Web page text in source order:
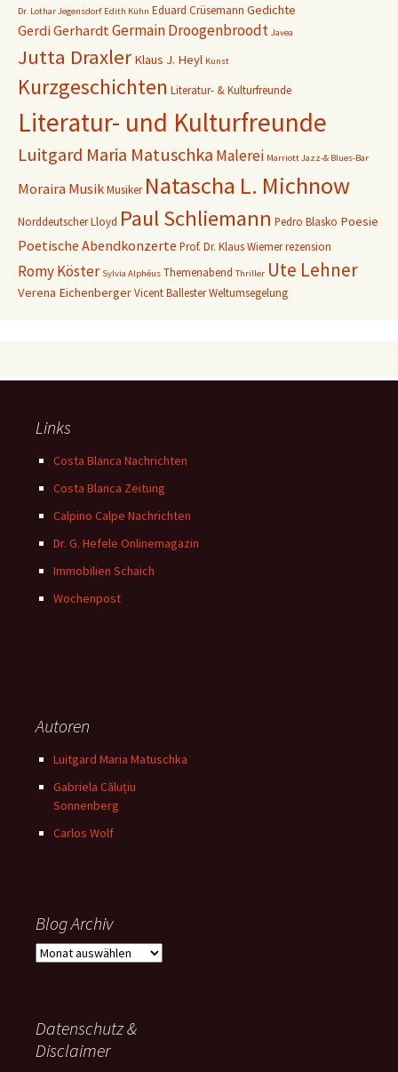
Dr. Lothar Jegensdorf Edith Kühn Eduard Crüsemann Gedichte
Gerdi Gerhardt Germain Droogenbroodt Javea
Jutta Draxler Klaus J. Heyl Kunst
Kurzgeschichten Literatur- & Kulturfreunde
Literatur- und Kulturfreunde
Luitgard Maria Matuschka Malerei Marriott Jazz-& Blues-Bar
Moraira MusikMusiker Natascha L. Michnow
Norddeutscher Lloyd Paul Schliemann Pedro Blasko Poesie
Poetische Abendkonzerte Prof. Dr. Klaus Wiemerrezension
Romy Köster Sylvia Alphéus Themenabend Thriller Ute Lehner
Verena EichenbergerVicent BallesterWeltumsegelung
Links
Costa Blanca Nachrichten
Costa Blanca Zeitung
Calpino Calpe Nachrichten
Dr. G. Hefele Onlinemagazin
Immobilien Schaich
Wochenpost
Autoren
Luitgard Maria Matuschka
Gabriela Căluțiu
Sonnenberg
Carlos Wolf
Blog Archiv
Blog
Datenschutz &
Disclaimer